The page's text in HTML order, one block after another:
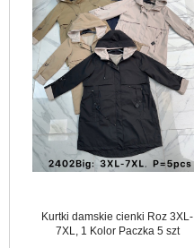
Kurtki damskie cienki Roz 3XL-
7XL, 1 Kolor Paczka 5 szt